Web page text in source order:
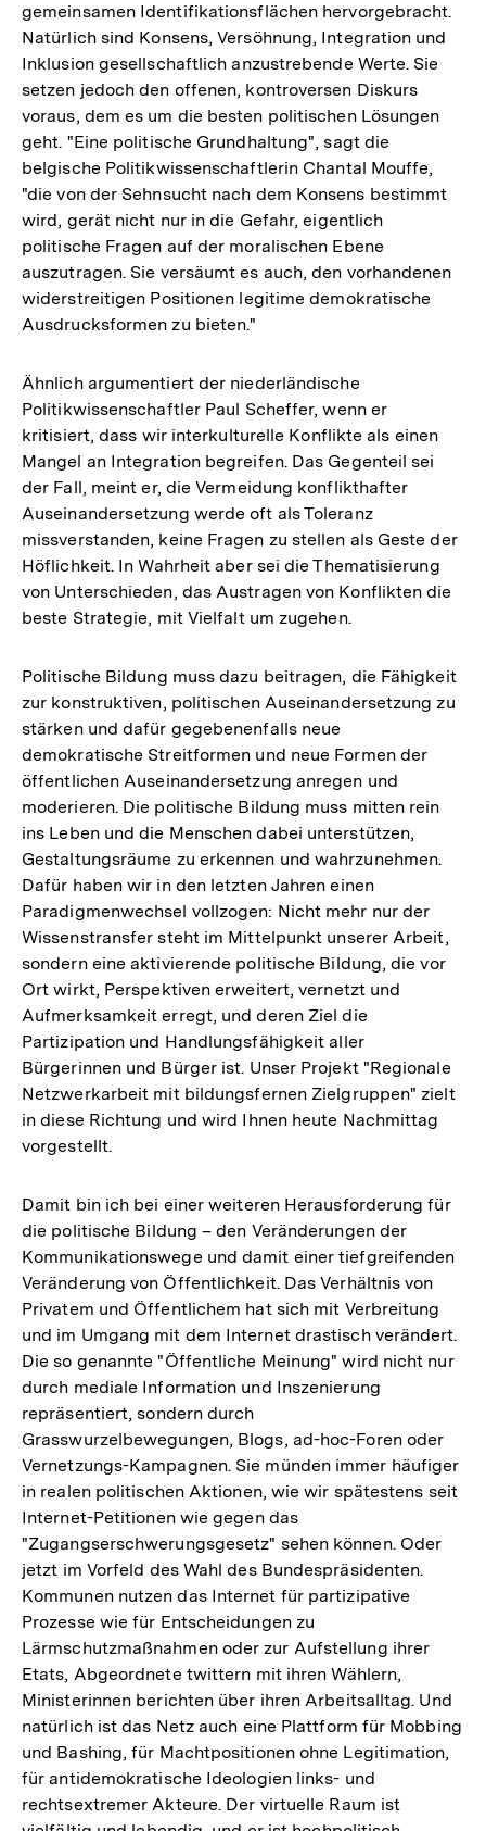
gemeinsamen Identifikationsflächen hervorgebracht.
Natürlich sind Konsens, Versöhnung, Integration und
Inklusion gesellschaftlich anzustrebende Werte. Sie
setzen jedoch den offenen, kontroversen Diskurs
voraus, dem es um die besten politischen Lösungen
geht. "Eine politische Grundhaltung", sagt die
belgische Politikwissenschaftlerin Chantal Mouffe,
"die von der Sehnsucht nach dem Konsens bestimmt
wird, gerät nicht nur in die Gefahr, eigentlich
politische Fragen auf der moralischen Ebene
auszutragen. Sie versäumt es auch, den vorhandenen
widerstreitigen Positionen legitime demokratische
Ausdrucksformen zu bieten."
Ähnlich argumentiert der niederländische
Politikwissenschaftler Paul Scheffer, wenn er
kritisiert, dass wir interkulturelle Konflikte als einen
Mangel an Integration begreifen. Das Gegenteil sei
der Fall, meint er, die Vermeidung konflikthafter
Auseinandersetzung werde oft als Toleranz
missverstanden, keine Fragen zu stellen als Geste der
Höflichkeit. In Wahrheit aber sei die Thematisierung
von Unterschieden, das Austragen von Konflikten die
beste Strategie, mit Vielfalt um zugehen.
Politische Bildung muss dazu beitragen, die Fähigkeit
zur konstruktiven, politischen Auseinandersetzung zu
stärken und dafür gegebenenfalls neue
demokratische Streitformen und neue Formen der
öffentlichen Auseinandersetzung anregen und
moderieren. Die politische Bildung muss mitten rein
ins Leben und die Menschen dabei unterstützen,
Gestaltungsräume zu erkennen und wahrzunehmen.
Dafür haben wir in den letzten Jahren einen
Paradigmenwechsel vollzogen: Nicht mehr nur der
Wissenstransfer steht im Mittelpunkt unserer Arbeit,
sondern eine aktivierende politische Bildung, die vor
Ort wirkt, Perspektiven erweitert, vernetzt und
Aufmerksamkeit erregt, und deren Ziel die
Partizipation und Handlungsfähigkeit aller
Bürgerinnen und Bürger ist. Unser Projekt "Regionale
Netzwerkarbeit mit bildungsfernen Zielgruppen" zielt
in diese Richtung und wird Ihnen heute Nachmittag
vorgestellt.
Damit bin ich bei einer weiteren Herausforderung für
die politische Bildung – den Veränderungen der
Kommunikationswege und damit einer tiefgreifenden
Veränderung von Öffentlichkeit. Das Verhältnis von
Privatem und Öffentlichem hat sich mit Verbreitung
und im Umgang mit dem Internet drastisch verändert.
Die so genannte "Öffentliche Meinung" wird nicht nur
durch mediale Information und Inszenierung
repräsentiert, sondern durch
Grasswurzelbewegungen, Blogs, ad-hoc-Foren oder
Vernetzungs-Kampagnen. Sie münden immer häufiger
in realen politischen Aktionen, wie wir spätestens seit
Internet-Petitionen wie gegen das
"Zugangserschwerungsgesetz" sehen können. Oder
jetzt im Vorfeld des Wahl des Bundespräsidenten.
Kommunen nutzen das Internet für partizipative
Prozesse wie für Entscheidungen zu
Lärmschutzmaßnahmen oder zur Aufstellung ihrer
Etats, Abgeordnete twittern mit ihren Wählern,
Ministerinnen berichten über ihren Arbeitsalltag. Und
natürlich ist das Netz auch eine Plattform für Mobbing
und Bashing, für Machtpositionen ohne Legitimation,
für antidemokratische Ideologien links- und
rechtsextremer Akteure. Der virtuelle Raum ist